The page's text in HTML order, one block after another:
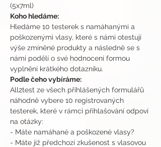
(5x7ml)
Koho hledáme:
Hledáme 10 testerek s namáhanými a
poškozenými vlasy, které s námi otestují
výše zmíněné produkty a následně se s
námi podělí o své hodnocení formou
vyplnění krátkého dotazníku.
Podle čeho vybíráme:
All2test ze všech přihlášených formulářů
náhodně vybere 10 registrovaných
testerek, které v rámci přihlašování odpoví
na otázky:
- Máte namáhané a poškozené vlasy?
- Máte již předchozí zkušenost s vlasovou